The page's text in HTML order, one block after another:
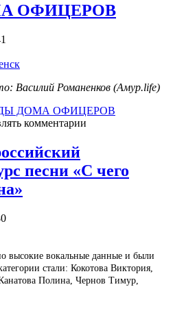
ОФИЦЕРОВ
Василий Романенков (Амур.life)
ДОМА ОФИЦЕРОВ
комментарии
песни «С чего
высокие вокальные данные и были
стали: Кокотова Виктория,
Полина, Чернов Тимур,